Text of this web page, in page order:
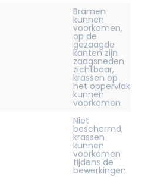
Bramen
kunnen
voorkomen,
op de
gezaagde
kanten zijn
zaagsneden
zichtbaar,
krassen op
het oppervlak
kunnen
voorkomen
Niet
beschermd,
krassen
kunnen
voorkomen
tijdens de
bewerkingen